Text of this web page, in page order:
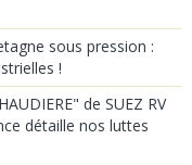
sous pression :
!
de SUEZ RV
détaille nos luttes